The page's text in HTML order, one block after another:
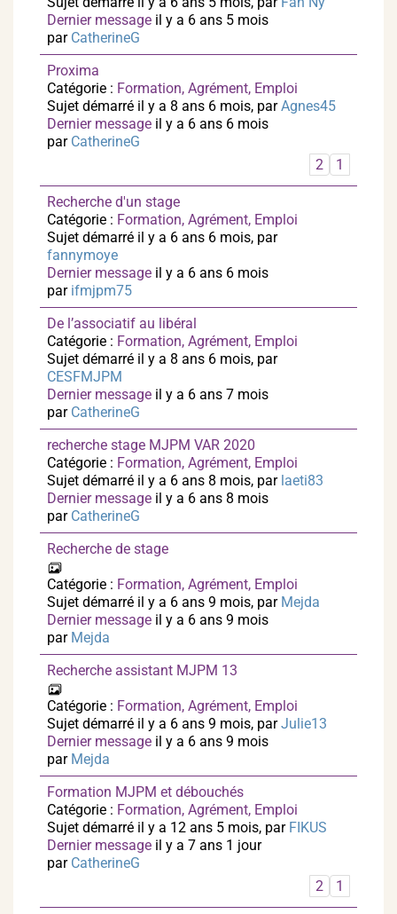
Dernier message il y a 6 ans 5 mois
par CatherineG
Proxima
Catégorie : Formation, Agrément, Emploi
Sujet démarré il y a 8 ans 6 mois, parAgnes45
Dernier message il y a 6 ans 6 mois
par CatherineG
1
2
Recherche d'un stage
Catégorie : Formation, Agrément, Emploi
Sujet démarré il y a 6 ans 6 mois, par
fannymoye
Dernier message il y a 6 ans 6 mois
par ifmjpm75
De l’associatif au libéral
Catégorie : Formation, Agrément, Emploi
Sujet démarré il y a 8 ans 6 mois, par
CESFMJPM
Dernier message il y a 6 ans 7 mois
par CatherineG
recherche stage MJPM VAR 2020
Catégorie : Formation, Agrément, Emploi
Sujet démarré il y a 6 ans 8 mois, par laeti83
Dernier message il y a 6 ans 8 mois
par CatherineG
Recherche de stage
Catégorie : Formation, Agrément, Emploi
Sujet démarré il y a 6 ans 9 mois, par Mejda
Dernier message il y a 6 ans 9 mois
par Mejda
Recherche assistant MJPM 13
Catégorie : Formation, Agrément, Emploi
Sujet démarré il y a 6 ans 9 mois, parJulie13
Dernier message il y a 6 ans 9 mois
par Mejda
Formation MJPM et débouchés
Catégorie : Formation, Agrément, Emploi
Sujet démarré il y a 12 ans 5 mois, par FIKUS
Dernier message il y a 7 ans 1 jour
par CatherineG
1
2